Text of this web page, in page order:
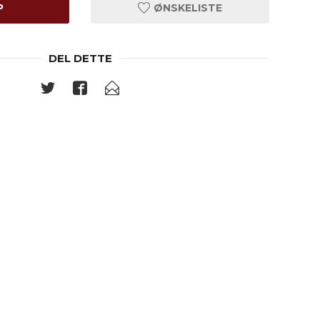
ØNSKELISTE
DEL DETTE